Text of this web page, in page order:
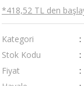
*418,52 TL den
Kategori
Stok Kodu
Fiyat